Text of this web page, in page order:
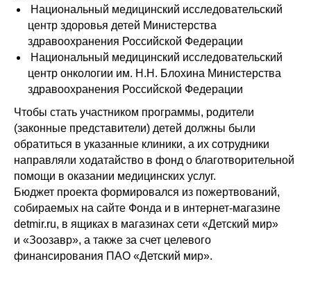
Национальный медицинский исследовательский
центр здоровья детей Министерства
здравоохранения Российской Федерации
Национальный медицинский исследовательский
центр онкологии им. Н.Н. Блохина Министерства
здравоохранения Российской Федерации
Чтобы стать участником программы, родители
(законные представители) детей должны были
обратиться в указанные клиники, а их сотрудники
направляли ходатайство в фонд о благотворительной
помощи в оказании медицинских услуг.
Бюджет проекта формировался из пожертвований,
собираемых на сайте Фонда и в интернет-магазине
detmir.ru, в ящиках в магазинах сети «Детский мир»
и «Зоозавр», а также за счет целевого
финансирования ПАО «Детский мир».